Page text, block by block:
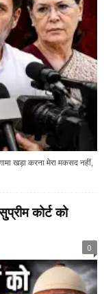
खड़ा करना मेरा मकसद नहीं,
कोर्ट को
0